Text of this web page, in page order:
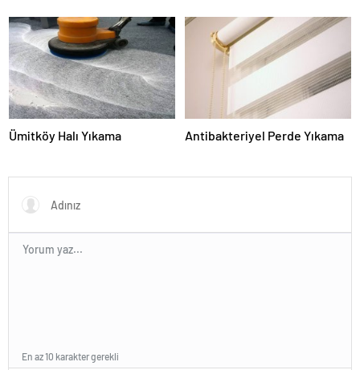
Ümitköy Halı Yıkama Antibakteriyel Perde Yıkama
En az 10 karakter gerekli